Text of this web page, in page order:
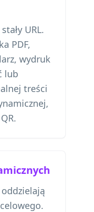
URL.
PDF,
wydruk
lub
treści